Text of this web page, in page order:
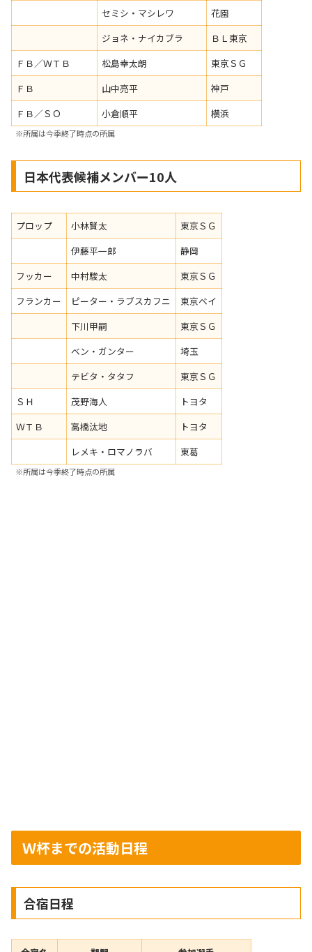
セミシ・マシレワ
花園
ジョネ・ナイカブラ
ＢＬ東京
ＦＢ／ＷＴＢ
松島幸太朗
東京ＳＧ
ＦＢ
山中亮平
神戸
ＦＢ／ＳＯ
小倉順平 横浜
※所属は今季終了時点の所属
日本代表候補メンバー10人
プロップ 小林賢太
東京ＳＧ
伊藤平一郎
静岡
フッカー
中村駿太
東京ＳＧ
フランカー
ピーター・ラブスカフニ
東京ベイ
下川甲嗣
東京ＳＧ
ベン・ガンター
埼玉
テビタ・タタフ
東京ＳＧ
ＳＨ
茂野海人
トヨタ
ＷＴＢ
高橋汰地
トヨタ
レメキ・ロマノラバ
東葛
※所属は今季終了時点の所属
Ｗ杯までの活動日程
合宿日程